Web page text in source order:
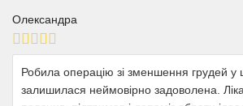
Олександра
Робила операцію зі зменшення грудей у
залишилася неймовірно задоволена.